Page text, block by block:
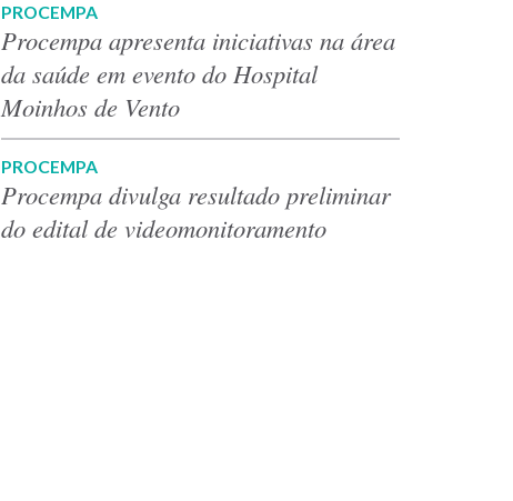
PROCEMPA
Procempa apresenta iniciativas na área
da saúde em evento do Hospital
Moinhos de Vento
PROCEMPA
Procempa divulga resultado preliminar
do edital de videomonitoramento